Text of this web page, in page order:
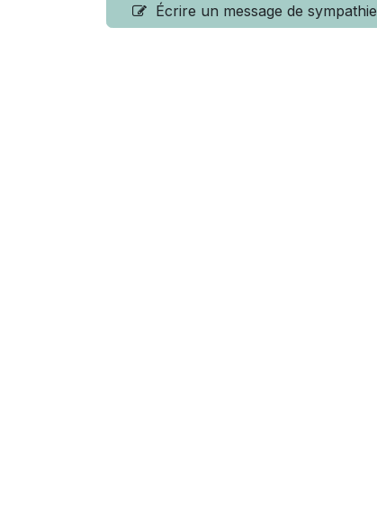
Écrire un message de sympathie